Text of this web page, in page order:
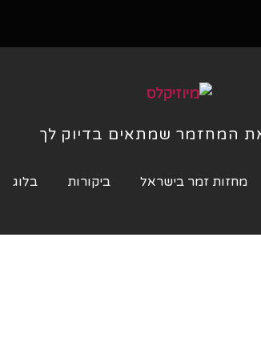
המחזמר שמתאים בדיוק לך
מחזות זמר בישראל ביקורות בלוג